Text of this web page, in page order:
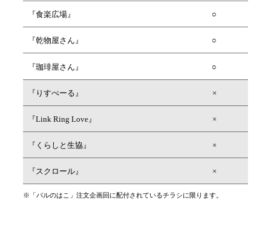
『食楽広場』 ○
『乾物屋さん』 ○
『珈琲屋さん』 ○
『りすぺーる』 ×
『Link Ring Love』 ×
『くらしと生協』 ×
『スクロール』 ×
※「パルのはこ」注文企画回に配付されているチラシに限ります。